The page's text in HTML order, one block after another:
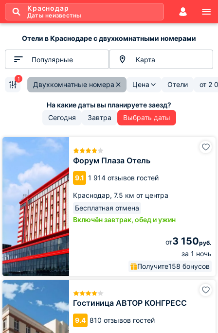
Краснодар
Даты неизвестны
Отели в Краснодаре с двухкомнатными номерами
Популярные Карта
Двухкомнатные номера Цена Отели от 2
1
Сегодня Завтра Выбрать даты
Форум Плаза Отель
9.1 1 914 отзывов гостей
Краснодар, 7.5 км от центра
Бесплатная отмена
Включён завтрак, обед и ужин
от3 150руб.
за 1 ночь
Получите158 бонусов
Форум
Плаза
Гостиница АВТОР КОНГРЕСС
9.4 810 отзывов гостей
Гостиница
АВТОР
КОНГРЕСС